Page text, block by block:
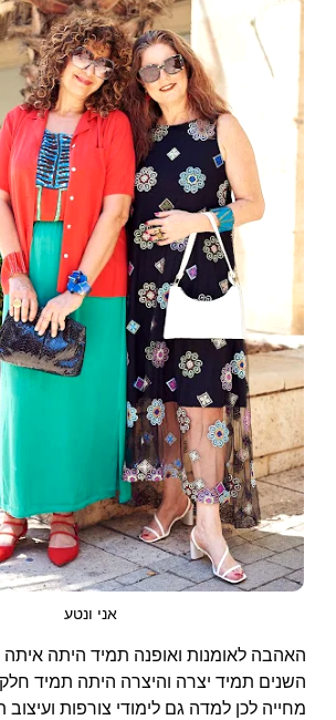
אני ונטע
האהבה לאומנות ואופנה תמיד היתה איתה
השנים תמיד יצרה והיצרה היתה תמיד
מחייה לכן למדה גם לימודי צורפות ועיצוב